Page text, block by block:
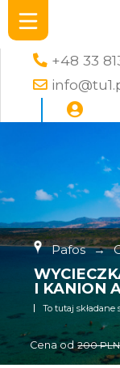
+48 33
Pafos →
I KANION
To tutaj składane
Cena od 200